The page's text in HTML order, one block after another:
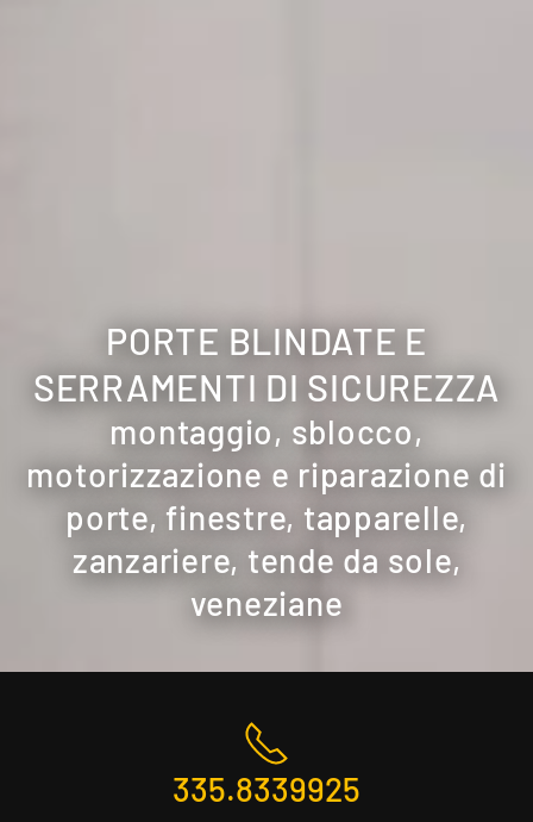
PORTE BLINDATE E
SERRAMENTI DI SICUREZZA
montaggio, sblocco,
motorizzazione e riparazione di
porte, finestre, tapparelle,
zanzariere, tende da sole,
veneziane
335.8339925